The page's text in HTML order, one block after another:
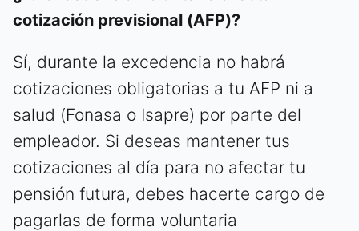
cotización previsional (AFP)?
Sí, durante la excedencia no habrá
cotizaciones obligatorias a tu AFP ni a
salud (Fonasa o Isapre) por parte del
empleador. Si deseas mantener tus
cotizaciones al día para no afectar tu
pensión futura, debes hacerte cargo de
pagarlas de forma voluntaria